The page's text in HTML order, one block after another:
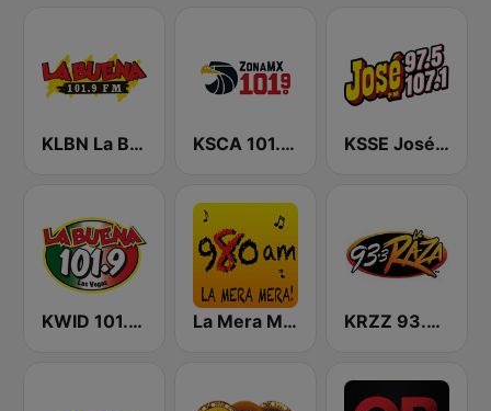
KLBN La Buena 101.9 FM KSCA 101.9 Los Angeles FM (US Only) KSSE José 97.5 y 107.1
KWID 101.9 La Buena La Mera Mera 980 AM KRZZ 93.3 La Raza FM